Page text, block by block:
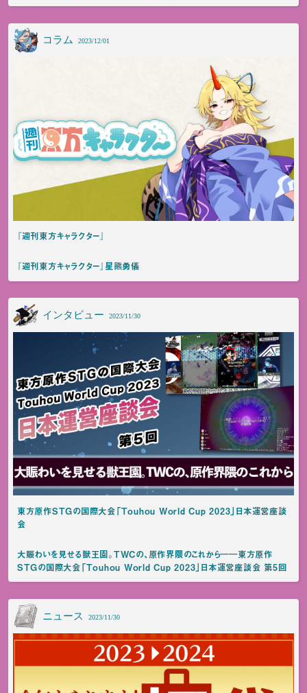
コラム 2023/12/01
『週刊東方キャラクター』
『週刊東方キャラクター』星熊勇儀
インタビュー 2023/11/30
東方原作STGの国際大会「Touhou World Cup 2023」日本運営座談
会
大賑わいを見せる獣王園。TWCの、原作界隈のこれから――東方原作
STGの国際大会「Touhou World Cup 2023」日本運営座談会 第5回
ニュース 2023/11/30